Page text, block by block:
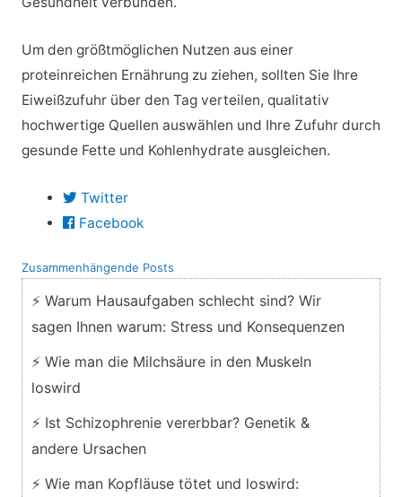
Um den größtmöglichen Nutzen aus einer
proteinreichen Ernährung zu ziehen, sollten Sie Ihre
Eiweißzufuhr über den Tag verteilen, qualitativ
hochwertige Quellen auswählen und Ihre Zufuhr durch
gesunde Fette und Kohlenhydrate ausgleichen.
Twitter
Facebook
Zusammenhängende Posts
⚡ Warum Hausaufgaben schlecht sind? Wir
sagen Ihnen warum: Stress und Konsequenzen
⚡ Wie man die Milchsäure in den Muskeln
loswird
⚡ Ist Schizophrenie vererbbar? Genetik &
andere Ursachen
⚡ Wie man Kopfläuse tötet und loswird: